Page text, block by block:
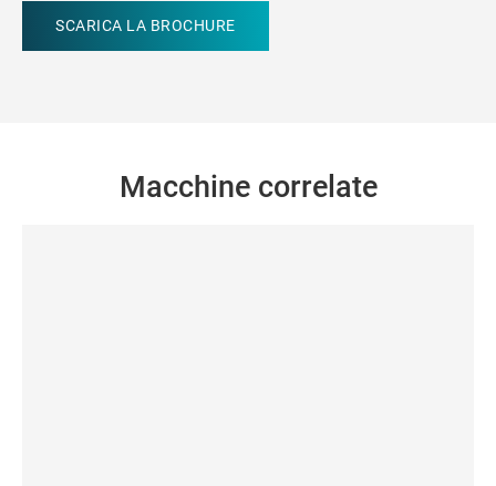
Macchine correlate